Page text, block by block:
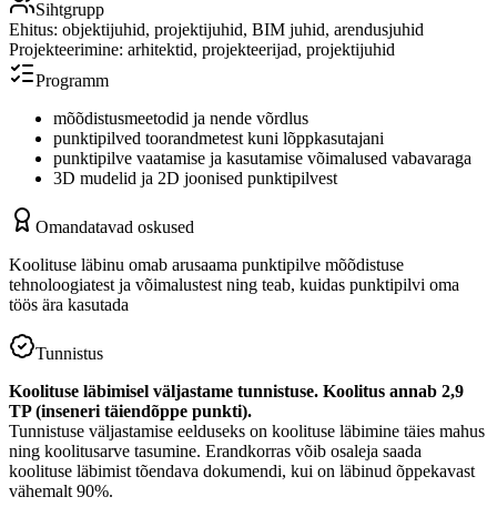
Sihtgrupp
Ehitus: objektijuhid, projektijuhid, BIM juhid, arendusjuhid
Projekteerimine: arhitektid, projekteerijad, projektijuhid
Programm
mõõdistusmeetodid ja nende võrdlus
punktipilved toorandmetest kuni lõppkasutajani
punktipilve vaatamise ja kasutamise võimalused vabavaraga
3D mudelid ja 2D joonised punktipilvest
Omandatavad oskused
Koolituse läbinu omab arusaama punktipilve mõõdistuse
tehnoloogiatest ja võimalustest ning teab, kuidas punktipilvi oma
töös ära kasutada
Tunnistus
Koolituse läbimisel väljastame tunnistuse. Koolitus annab 2,9
TP (inseneri täiendõppe punkti).
Tunnistuse väljastamise eelduseks on koolituse läbimine täies mahus
ning koolitusarve tasumine. Erandkorras võib osaleja saada
koolituse läbimist tõendava dokumendi, kui on läbinud õppekavast
vähemalt 90%.